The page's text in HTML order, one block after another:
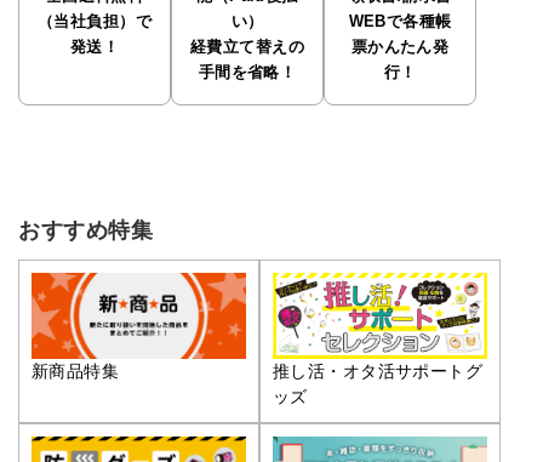
（当社負担）で
発送！
い）
経費立て替えの
手間を省略！
WEBで各種帳
票かんたん発
行！
おすすめ特集
新商品特集
推し活・オタ活サポートグ
ッズ